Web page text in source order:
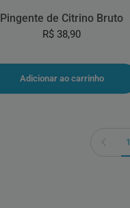
Pingente de Citrino Bruto
R$ 38,90
Adicionar ao carrinho
Página anterior1